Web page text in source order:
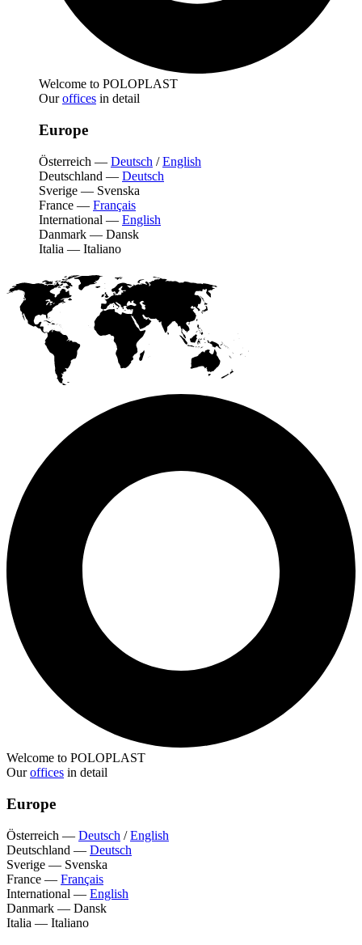
Welcome to POLOPLAST
Ouroffices in detail
Europe
Österreich — Deutsch /English
Deutschland — Deutsch
Sverige — Svenska
France — Français
International — English
Danmark — Dansk
Italia — Italiano
Welcome to POLOPLAST
Ouroffices in detail
Europe
Österreich — Deutsch /English
Deutschland — Deutsch
Sverige — Svenska
France — Français
International — English
Danmark — Dansk
Italia — Italiano